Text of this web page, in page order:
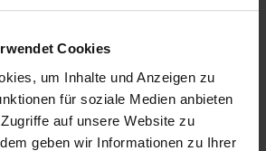
Cookies
um Inhalte und Anzeigen zu
für soziale Medien anbieten
auf unsere Website zu
geben wir Informationen zu Ihrer